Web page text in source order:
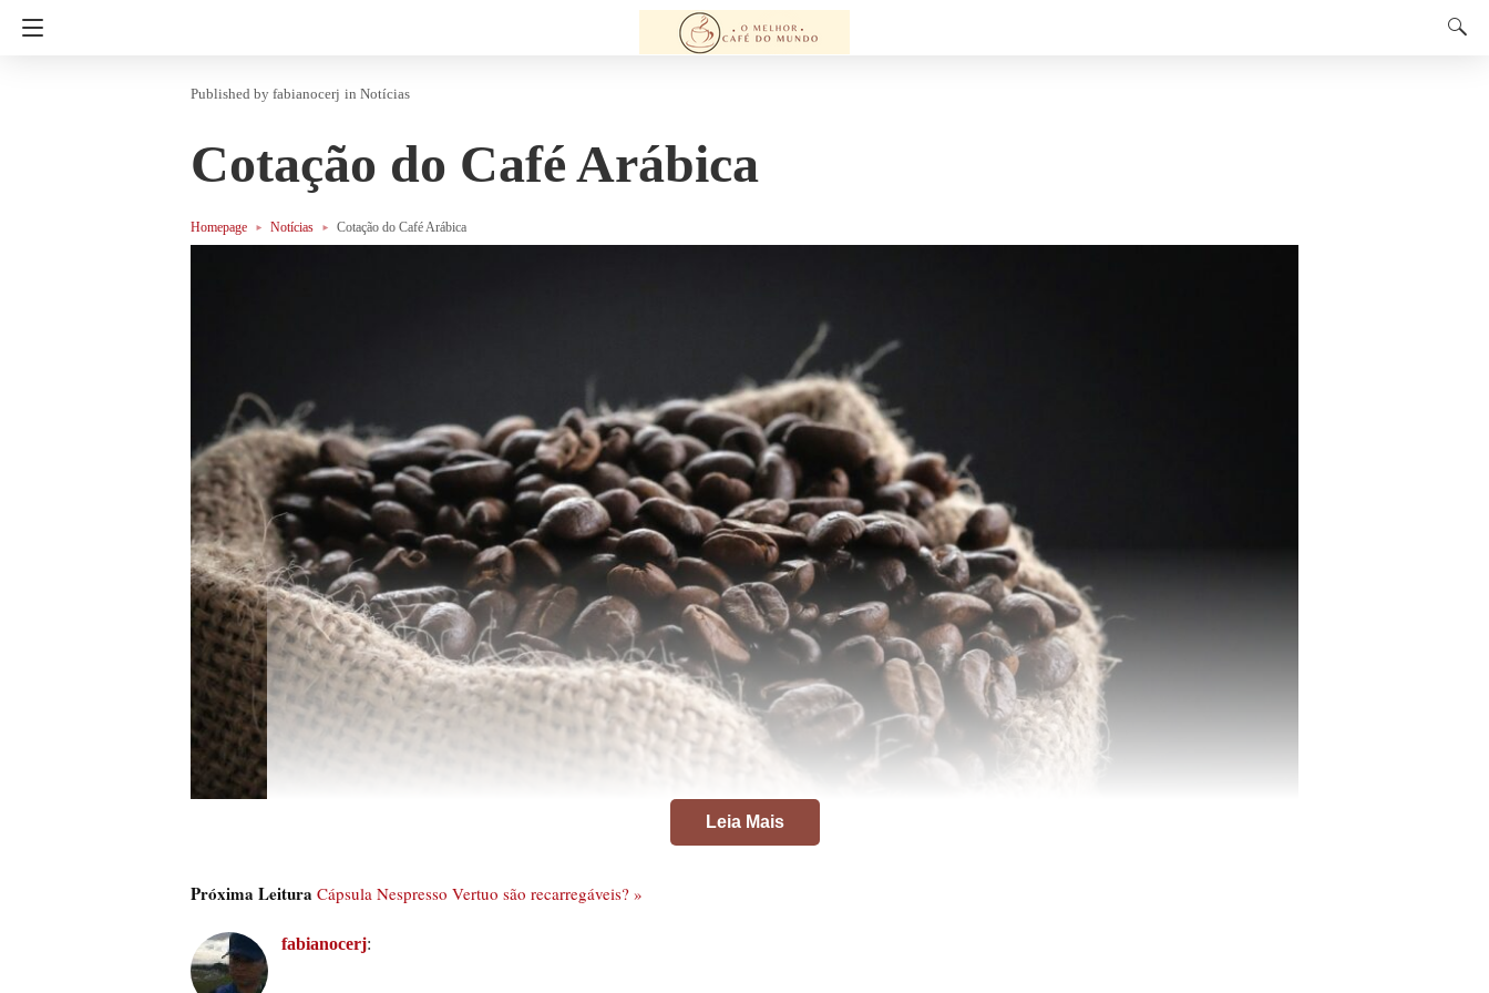
fabianocerj in Notícias
Cotação do Café Arábica
Homepage Notícias Cotação do Café Arábica
Leia Mais
Próxima Leitura Cápsula Nespresso Vertuo são recarregáveis? »
fabianocerj: